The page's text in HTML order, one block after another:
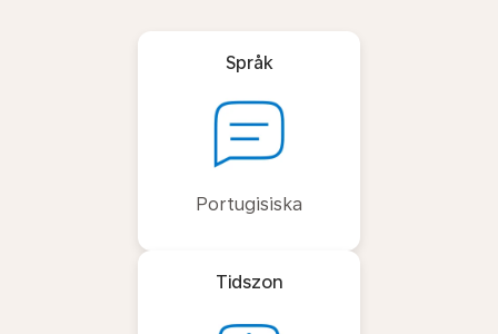
Språk
Portugisiska
Tidszon